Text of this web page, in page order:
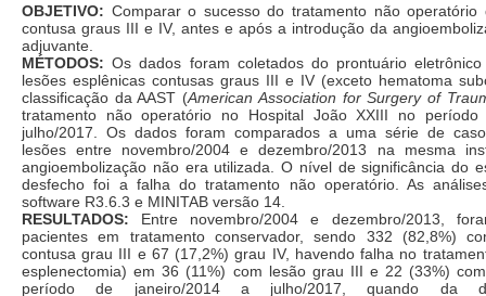
OBJETIVO: Comparar o sucesso do tratamento não operatório
contusa graus III e IV, antes e após a introdução da
adjuvante.
MÉTODOS: Os dados foram coletados do prontuário
lesões esplênicas contusas graus III e IV (exceto hematoma
classificação da AAST (American Association for Surgery of
tratamento não operatório no Hospital João XXIII no
julho/2017. Os dados foram comparados a uma série de
lesões entre novembro/2004 e dezembro/2013 na mesma
angioembolização não era utilizada. O nível de significância do
desfecho foi a falha do tratamento não operatório. As
software R3.6.3 e MINITAB versão 14.
RESULTADOS: Entre novembro/2004 e dezembro/2013,
pacientes em tratamento conservador, sendo 332 (82,8%)
contusa grau III e 67 (17,2%) grau IV, havendo falha no
esplenectomia) em 36 (11%) com lesão grau III e 22 (33%)
período de janeiro/2014 a julho/2017, quando da